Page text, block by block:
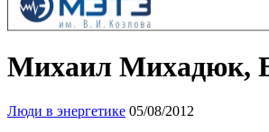
Михаил Михадюк,
Люди в энергетике 05/08/2012